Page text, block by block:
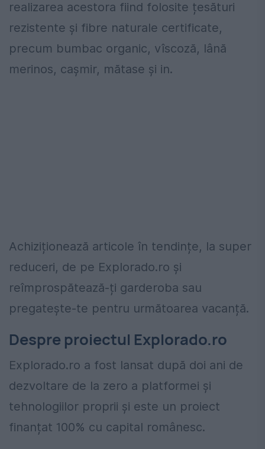
realizarea acestora fiind folosite țesături
rezistente și fibre naturale certificate,
precum bumbac organic, vîscoză, lână
merinos, cașmir, mătase și in.
Achiziționează articole în tendințe, la super
reduceri, de pe Explorado.ro și
reîmprospătează-ți garderoba sau
pregatește-te pentru următoarea vacanță.
Despre proiectul Explorado.ro
Explorado.ro a fost lansat după doi ani de
dezvoltare de la zero a platformei și
tehnologiilor proprii și este un proiect
finanțat 100% cu capital românesc.